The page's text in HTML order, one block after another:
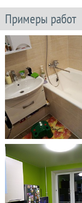
Примеры работ